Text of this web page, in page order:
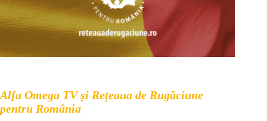
Alfa Omega TV și Rețeaua de Rugăciune
pentru România